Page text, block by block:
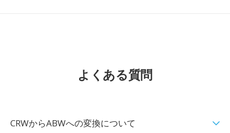
よくある質問
CRWからABWへの変換について